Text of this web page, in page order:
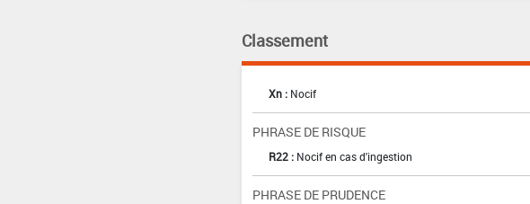
Classement
Xn : Nocif
PHRASE DE RISQUE
R22 : Nocif en cas d'ingestion
PHRASE DE PRUDENCE